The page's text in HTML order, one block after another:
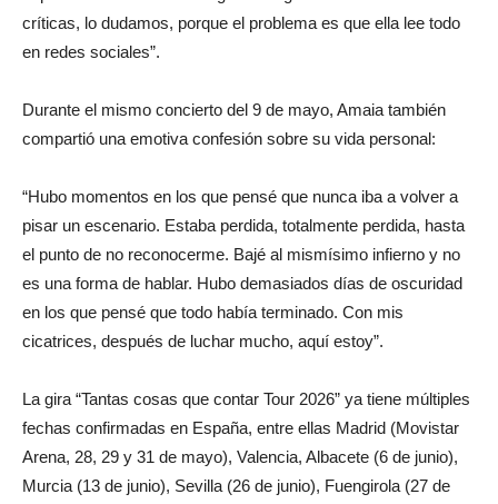
críticas, lo dudamos, porque el problema es que ella lee todo
en redes sociales”.
Durante el mismo concierto del 9 de mayo, Amaia también
compartió una emotiva confesión sobre su vida personal:
“Hubo momentos en los que pensé que nunca iba a volver a
pisar un escenario. Estaba perdida, totalmente perdida, hasta
el punto de no reconocerme. Bajé al mismísimo infierno y no
es una forma de hablar. Hubo demasiados días de oscuridad
en los que pensé que todo había terminado. Con mis
cicatrices, después de luchar mucho, aquí estoy”.
La gira “Tantas cosas que contar Tour 2026” ya tiene múltiples
fechas confirmadas en España, entre ellas Madrid (Movistar
Arena, 28, 29 y 31 de mayo), Valencia, Albacete (6 de junio),
Murcia (13 de junio), Sevilla (26 de junio), Fuengirola (27 de